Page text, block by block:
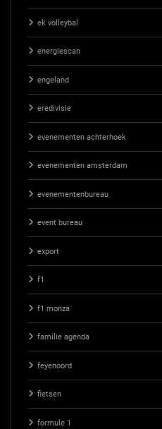
ek volleybal
energiescan
engeland
eredivisie
evenementen achterhoek
evenementen amsterdam
evenementenbureau
event bureau
export
f1
f1 monza
familie agenda
feyenoord
fietsen
formule 1